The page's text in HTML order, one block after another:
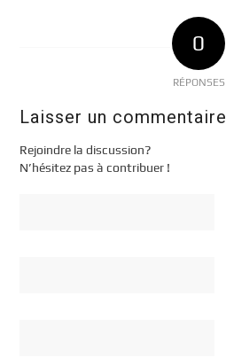
0
RÉPONSES
Laisser un commentaire
Rejoindre la discussion?
N’hésitez pas à contribuer !